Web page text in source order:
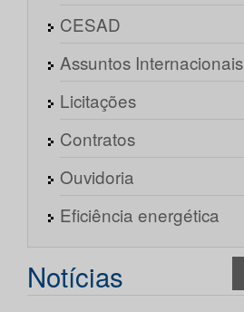
CESAD
Assuntos Internacionais
Licitações
Contratos
Ouvidoria
Eficiência energética
Notícias